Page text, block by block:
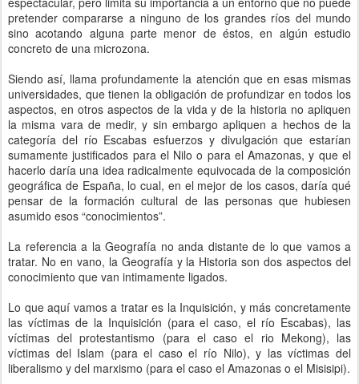
pretender compararse a ninguno de los grandes ríos del mundo
sino acotando alguna parte menor de éstos, en algún estudio
concreto de una microzona.
Siendo así, llama profundamente la atención que en esas mismas
universidades, que tienen la obligación de profundizar en todos los
aspectos, en otros aspectos de la vida y de la historia no apliquen
la misma vara de medir, y sin embargo apliquen a hechos de la
categoría del río Escabas esfuerzos y divulgación que estarían
sumamente justificados para el Nilo o para el Amazonas, y que el
hacerlo daría una idea radicalmente equivocada de la composición
geográfica de España, lo cual, en el mejor de los casos, daría qué
pensar de la formación cultural de las personas que hubiesen
asumido esos “conocimientos”.
La referencia a la Geografía no anda distante de lo que vamos a
tratar. No en vano, la Geografía y la Historia son dos aspectos del
conocimiento que van intimamente ligados.
Lo que aquí vamos a tratar es la Inquisición, y más concretamente
las víctimas de la Inquisición (para el caso, el río Escabas), las
víctimas del protestantismo (para el caso el rio Mekong), las
víctimas del Islam (para el caso el río Nilo), y las víctimas del
liberalismo y del marxismo (para el caso el Amazonas o el Misisipi).